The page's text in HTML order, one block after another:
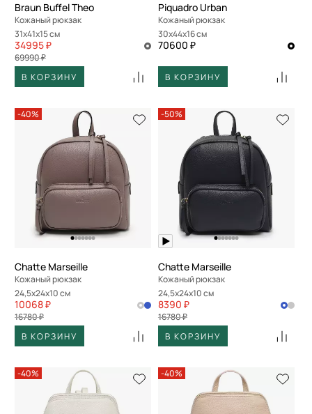
Braun Buffel Theo
Кожаный рюкзак
31x41x15 см
34995 ₽
69990 ₽
В КОРЗИНУ
Piquadro Urban
Кожаный рюкзак
30x44x16 см
70600 ₽
В КОРЗИНУ
-40%
Chatte Marseille
Кожаный рюкзак
24,5x24x10 см
10068 ₽
16780 ₽
В КОРЗИНУ
-50%
Chatte Marseille
Кожаный рюкзак
24,5x24x10 см
8390 ₽
16780 ₽
В КОРЗИНУ
-40% -40%